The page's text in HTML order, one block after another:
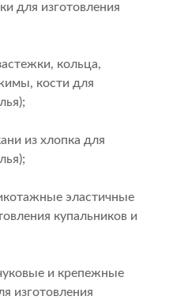
для изготовления
кольца,
кости для
из хлопка для
эластичные
купальников и
и крепежные
изготовления